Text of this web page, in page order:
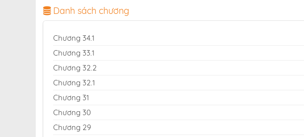
Danh sách chương
Chương 34.1
Chương 33.1
Chương 32.2
Chương 32.1
Chương 31
Chương 30
Chương 29